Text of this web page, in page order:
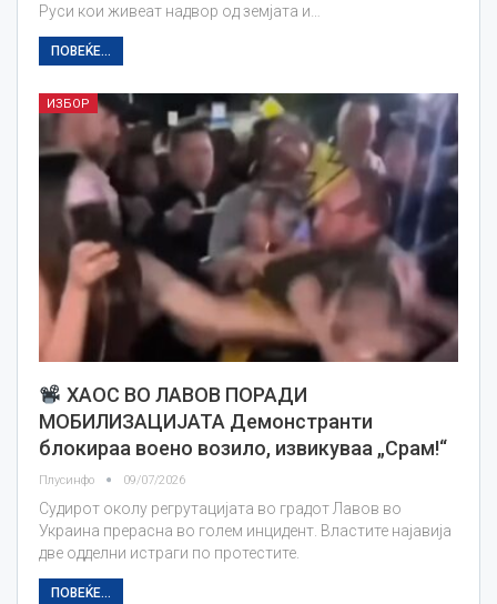
Руси кои живеат надвор од земјата и…
ПОВЕЌЕ...
ИЗБОР
ХАОС ВО ЛАВОВ ПОРАДИ
МОБИЛИЗАЦИЈАТА Демонстранти
блокираа воено возило, извикуваа „Срам!“
Плусинфо 09/07/2026
Судирот околу регрутацијата во градот Лавов во
Украина прерасна во голем инцидент. Властите најавија
две одделни истраги по протестите.
ПОВЕЌЕ...